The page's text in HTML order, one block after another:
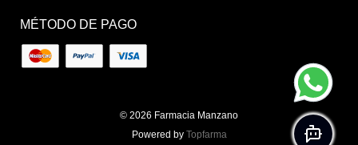
MÉTODO DE PAGO
© 2026 Farmacia Manzano
Powered by Topfarma